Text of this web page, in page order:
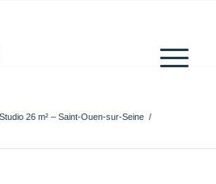
26 m² – Saint-Ouen-sur-Seine /